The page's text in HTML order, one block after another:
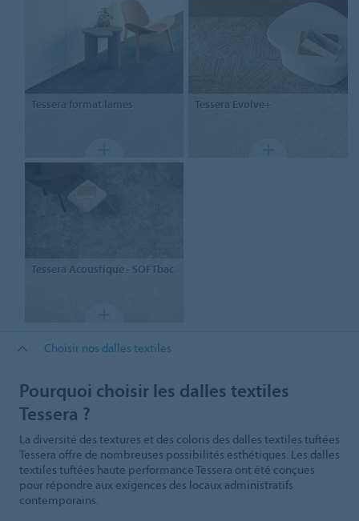
Tessera format lames Tessera Evolve+
Tessera Acoustique- SOFTbac
Choisir nos dalles textiles
Pourquoi choisir les dalles textiles
Tessera ?
La diversité des textures et des coloris des dalles textiles tuftées
Tessera offre de nombreuses possibilités esthétiques. Les dalles
textiles tuftées haute performance Tessera ont été conçues
pour répondre aux exigences des locaux administratifs
contemporains.